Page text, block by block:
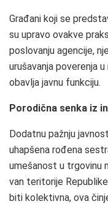
Građani koji se
su upravo ovakve
poslovanju agencije,
urušavanja poverenja
obavlja javnu funkciju.
Porodična senka iz
Dodatnu pažnju
uhapšena rođena
umešanost u trgovinu
van teritorije
biti kolektivna, ova